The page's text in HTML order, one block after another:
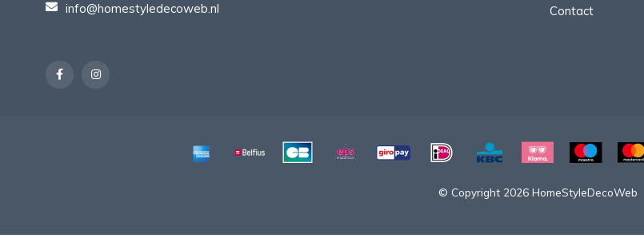
info@homestyledecoweb.nl
Contact
© Copyright 2026 HomeStyleDecoWeb